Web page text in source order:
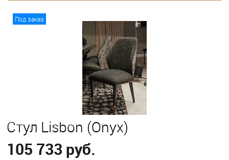
Под заказ
Стул Lisbon (Onyx)
105 733 руб.